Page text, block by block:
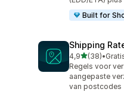
Built for
Shipping
4,9van 5 sterren
(38)
38 recensies in
•
Regels voor
aangepaste
van postcodes